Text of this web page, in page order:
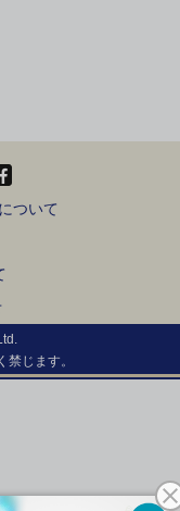
ついて
じます。